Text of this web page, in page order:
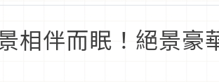
相伴而眠！絕景豪